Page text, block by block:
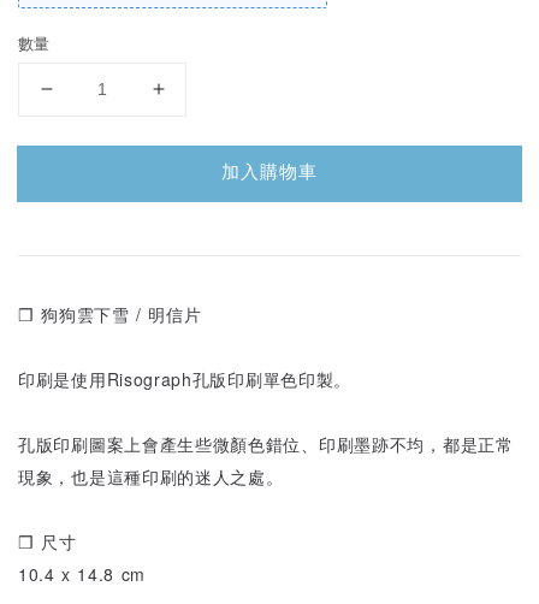
數量
加入購物車
❒ 狗狗雲下雪 / 明信片
印刷是使用Risograph孔版印刷單色印製。
孔版印刷圖案上會產生些微顏色錯位、印刷墨跡不均，都是正常
現象，也是這種印刷的迷人之處。
❒ 尺寸
10.4 x 14.8 cm